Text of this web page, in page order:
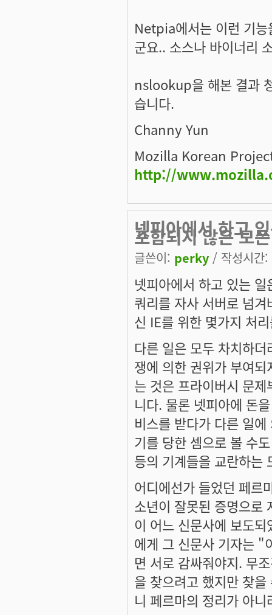
Netpia에서는 이런 기
군요.. 소스나 바이너리
nslookup을 해본 결과
습니다.
Channy Yun
Mozilla Korean
http://
넷피아에서 하고
포함되지 않은 모든
글쓴이: perky / 작성시간
넷피아에서 하고 있는
쿼리를 자사 서버로 넘
신 IE를 위한 몇가지 처
다른 일은 모두 차치하
쟁에 의한 권위가 부여
는 것은 프라이버시 문
니다. 물론 넷피아에 돈
비스를 받다가 다른 일
기를 당한 셈으로 볼 수
등의 기계들을 교란하는
어디에선가 들었던 페르
소년이 잘못된 증명으로
이 어느 신문사에 보도
에게 그 신문사 기자는 "
면 서로 감싸줘야지. 무
을 찾으려고 했지만 찾
니 페르마의 정리가 아